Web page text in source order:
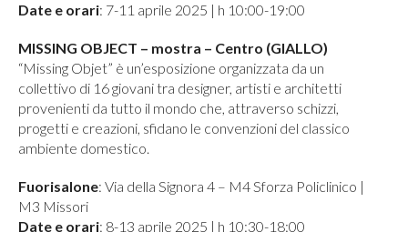
Date e orari: 7-11 aprile 2025 | h 10:00-19:00
MISSING OBJECT – mostra – Centro (GIALLO)
“Missing Objet” è un’esposizione organizzata da un
collettivo di 16 giovani tra designer, artisti e architetti
provenienti da tutto il mondo che, attraverso schizzi,
progetti e creazioni, sfidano le convenzioni del classico
ambiente domestico.
Fuorisalone: Via della Signora 4 – M4 Sforza Policlinico |
M3 Missori
Date e orari: 8-13 aprile 2025 | h 10:30-18:00